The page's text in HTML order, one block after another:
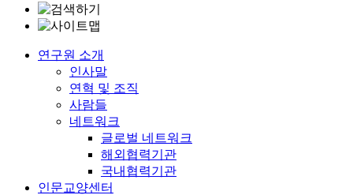
연구원 소개
인사말
연혁 및 조직
사람들
네트워크
글로벌 네트워크
해외협력기관
국내협력기관
인문교양센터